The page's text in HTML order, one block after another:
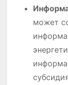
может